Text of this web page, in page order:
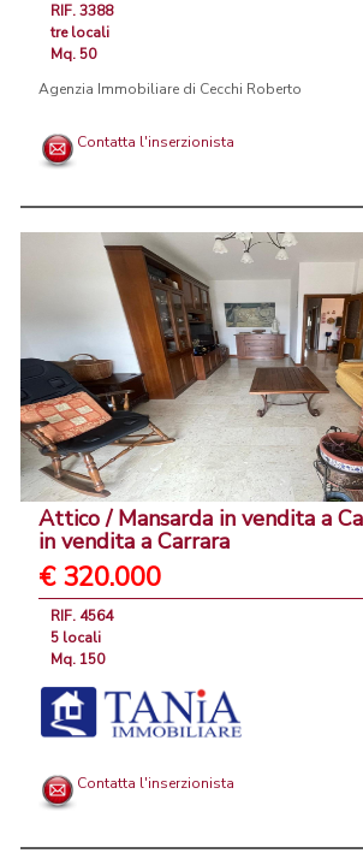
RIF. 3388
tre locali
Mq. 50
Agenzia Immobiliare di Cecchi Roberto
Contatta l'inserzionista
Attico / Mansarda in vendita a
in vendita a Carrara
€ 320.000
RIF. 4564
5 locali
Mq. 150
Contatta l'inserzionista